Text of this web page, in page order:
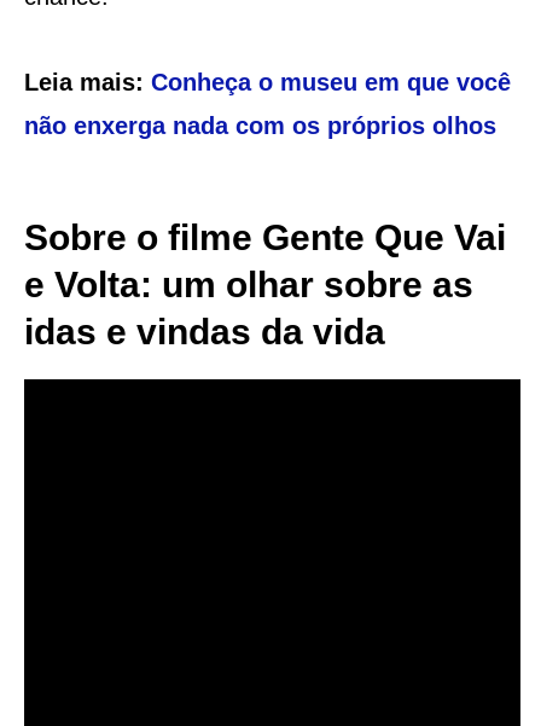
Leia mais: Conheça o museu em que você
não enxerga nada com os próprios olhos
Sobre o filme Gente Que Vai
e Volta: um olhar sobre as
idas e vindas da vida